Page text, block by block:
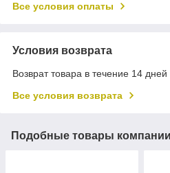
Все условия оплаты
Условия возврата
Возврат товара в течение 14
Все условия возврата
Подобные товары компании